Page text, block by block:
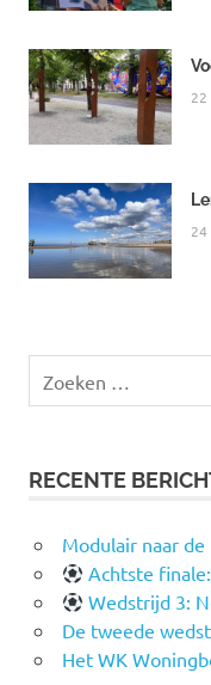
22
24
naar:
RECENTE
Modulair naar de
Achtste
Wedstrijd 3:
De tweede
Het WK